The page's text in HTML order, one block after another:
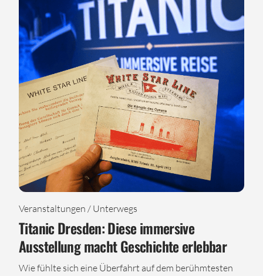
Veranstaltungen / Unterwegs
Titanic Dresden: Diese immersive
Ausstellung macht Geschichte erlebbar
Wie fühlte sich eine Überfahrt auf dem berühmtesten